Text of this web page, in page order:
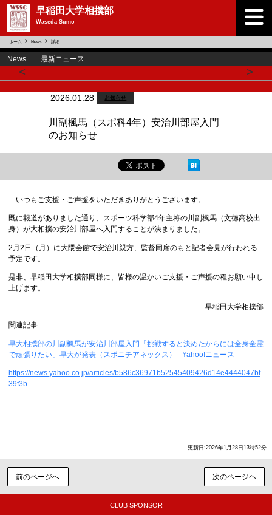
早稲田大学相撲部
Waseda Sumo
ホーム News 詳細
News 最新ニュース
< >
2026.01.28 お知らせ
川副楓馬（スポ科4年）安治川部屋入門
のお知らせ
いつもご支援・ご声援をいただきありがとうございます。
既に報道がありました通り、スポーツ科学部4年主将の川副楓馬（文徳高校出
身）が大相撲の安治川部屋へ入門することが決まりました。
2月2日（月）に大隈会館で安治川親方、監督同席のもと記者会見が行われる
予定です。
是非、早稲田大学相撲部同様に、皆様の温かいご支援・ご声援の程お願い申し
上げます。
早稲田大学相撲部
関連記事
早大相撲部の川副楓馬が安治川部屋入門「挑戦すると決めたからには全身全霊
で頑張りたい」早大が発表（スポニチアネックス） - Yahoo!ニュース
https://news.yahoo.co.jp/articles/b586c36971b52545409426d14e4444047bf
39f3b
更新日:2026年1月28日13時52分
前のページへ 次のページヘ
CLUB SPONSOR